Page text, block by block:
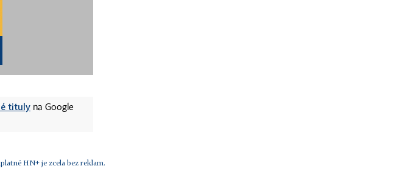
tituly na Google
HN+ je zcela bez reklam.